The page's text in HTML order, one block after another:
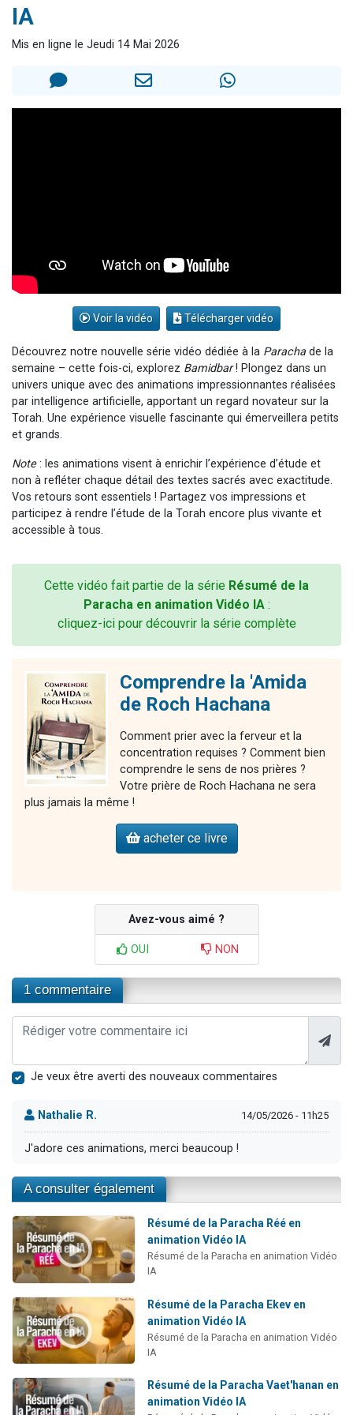
3 personnes viennent de faire un don pour 5 jours de vacances aux Orphelins
3 personnes viennent de nous rejoindre sur WhatsApp
IA
Mis en ligne le Jeudi 14 Mai 2026
Voir la vidéo Télécharger vidéo
Découvrez notre nouvelle série vidéo dédiée à la Parachade la
semaine – cette fois-ci, explorez Bamidbar! Plongez dans un
univers unique avec des animations impressionnantes réalisées
par intelligence artificielle, apportant un regard novateur sur la
Torah. Une expérience visuelle fascinante qui émerveillera petits
et grands.
Note: les animations visent à enrichir l’expérience d’étude et
non à refléter chaque détail des textes sacrés avec exactitude.
Vos retours sont essentiels ! Partagez vos impressions et
participez à rendre l’étude de la Torah encore plus vivante et
accessible à tous.
Cette vidéo fait partie de la série Résumé de la
Paracha en animation Vidéo IA:
cliquez-ici pour découvrir la série complète
Comprendre la 'Amida
de Roch Hachana
Comment prier avec la ferveur et la
concentration requises ? Comment bien
comprendre le sens de nos prières ?
Votre prière de Roch Hachana ne sera
plus jamais la même !
acheter ce livre
Avez-vous aimé ?
OUI NON
1 commentaire
Je veux être averti des nouveaux commentaires
Nathalie R. 14/05/2026 - 11h25
J'adore ces animations, merci beaucoup !
A consulter également
Résumé de la Paracha Réé en
animation Vidéo IA
Résumé de la Paracha en animation Vidéo
IA
Résumé de la Paracha Ekev en
animation Vidéo IA
Résumé de la Paracha en animation Vidéo
IA
Résumé de la Paracha Vaet'hanan en
animation Vidéo IA